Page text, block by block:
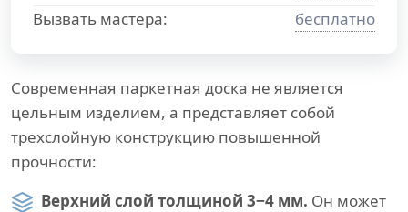
Современная паркетная доска не является
цельным изделием, а представляет собой
трехслойную конструкцию повышенной
прочности:
Верхний слой толщиной 3−4 мм. Он может
Вызвать мастера:
бесплатно